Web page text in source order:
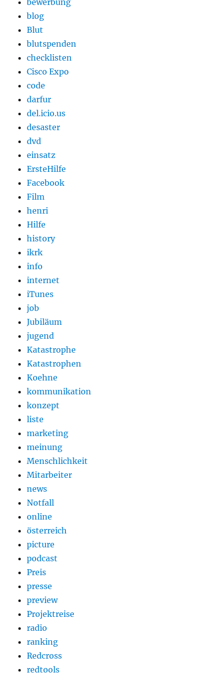
blog
Blut
blutspenden
checklisten
Cisco Expo
code
darfur
del.icio.us
desaster
dvd
einsatz
ErsteHilfe
Facebook
Film
henri
Hilfe
history
ikrk
info
internet
iTunes
job
Jubiläum
jugend
Katastrophe
Katastrophen
Koehne
kommunikation
konzept
liste
marketing
meinung
Menschlichkeit
Mitarbeiter
news
Notfall
online
österreich
picture
podcast
Preis
presse
preview
Projektreise
radio
ranking
Redcross
redtools